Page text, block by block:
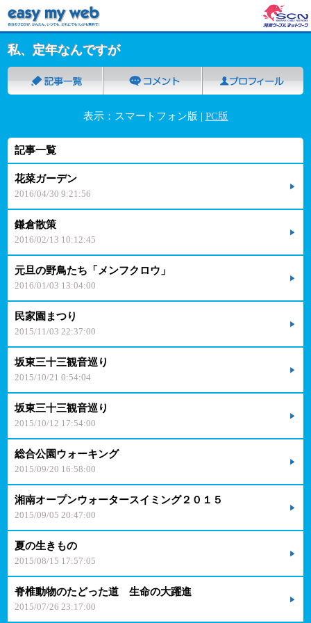
私、定年なんですが
表示：スマートフォン版 | PC版
記事一覧
花菜ガーデン
2016/04/30 9:21:56
鎌倉散策
2016/02/13 10:12:45
元旦の野鳥たち「メンフクロウ」
2016/01/03 13:04:00
民家園まつり
2015/11/03 22:37:00
坂東三十三観音巡り
2015/10/21 0:54:04
坂東三十三観音巡り
2015/10/12 17:54:00
総合公園ウォーキング
2015/09/20 16:58:00
湘南オープンウォータースイミング２０１５
2015/09/05 20:47:00
夏の生きもの
2015/08/15 17:57:05
脊椎動物のたどった道 生命の大躍進
2015/07/26 23:17:00